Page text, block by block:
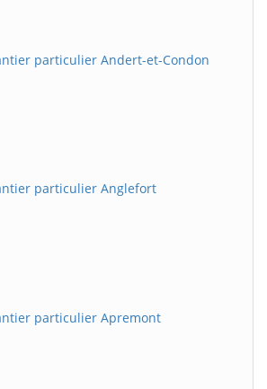
particulier Andert-et-Condon
particulier Anglefort
particulier Apremont